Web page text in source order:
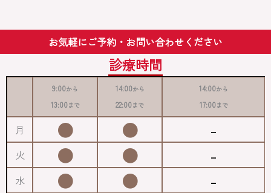
お気軽にご予約・お問い合わせください
診療時間
9:00から
13:00まで
14:00から
22:00まで
14:00から
17:00まで
月 ● ● -
火 ● ● -
水 ● ● -